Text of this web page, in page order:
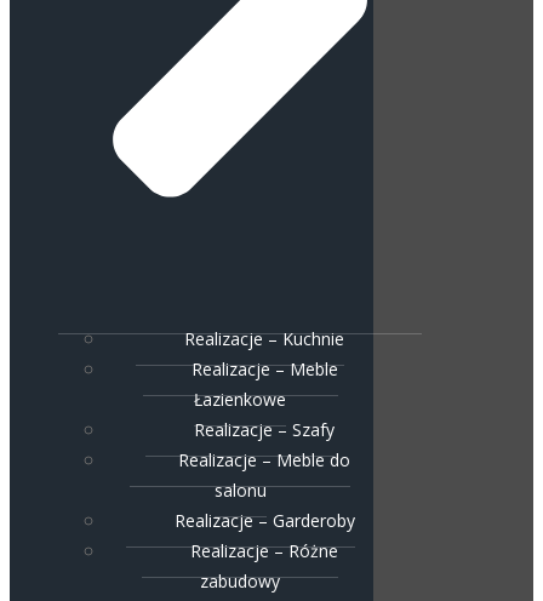
Realizacje – Kuchnie
Realizacje – Meble
Łazienkowe
Realizacje – Szafy
Realizacje – Meble do
salonu
Realizacje – Garderoby
Realizacje – Różne
zabudowy